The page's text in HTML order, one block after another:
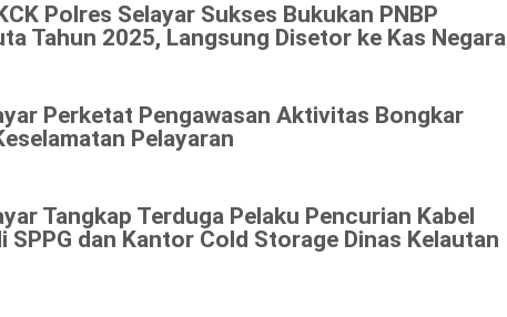
Polres Selayar Sukses Bukukan PNBP
Tahun 2025, Langsung Disetor ke Kas Negara
Perketat Pengawasan Aktivitas Bongkar
Pelayaran
Tangkap Terduga Pelaku Pencurian Kabel
SPPG dan Kantor Cold Storage Dinas Kelautan